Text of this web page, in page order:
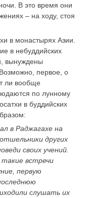
В это время они
– на ходу, стоя
в монастырях Азии.
в небуддийских
вынуждены
первое, о
ли вообще
по лунному
в буддийских
в Раджагахе на
других
своих учений.
встречи
первую
слушать их